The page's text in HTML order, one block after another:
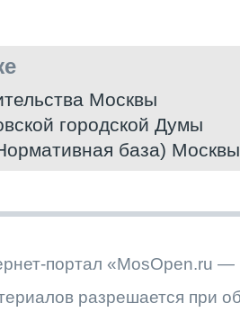
Москвы
городской Думы
база) Москвы
портал «MosOpen.ru —
разрешается при